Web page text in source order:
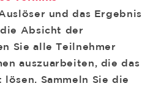
und das Ergebnis
Absicht der
Sie alle Teilnehmer
auszuarbeiten, die das
Sammeln Sie die